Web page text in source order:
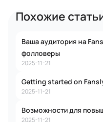
Похожие
Ваша аудитория на
фолловеры
2025-11-21
Getting started on
2025-11-21
Возможности для
2025-11-21